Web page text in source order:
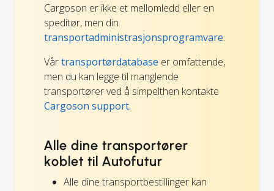
Cargoson er ikke et mellomledd eller en
speditør, men din
transportadministrasjonsprogramvare.
Vårtransportørdatabase er omfattende,
men du kan legge til manglende
transportører ved å simpelthen kontakte
Cargoson support.
Alle dine transportører
koblet til Autofutur
Alle dine transportbestillinger kan